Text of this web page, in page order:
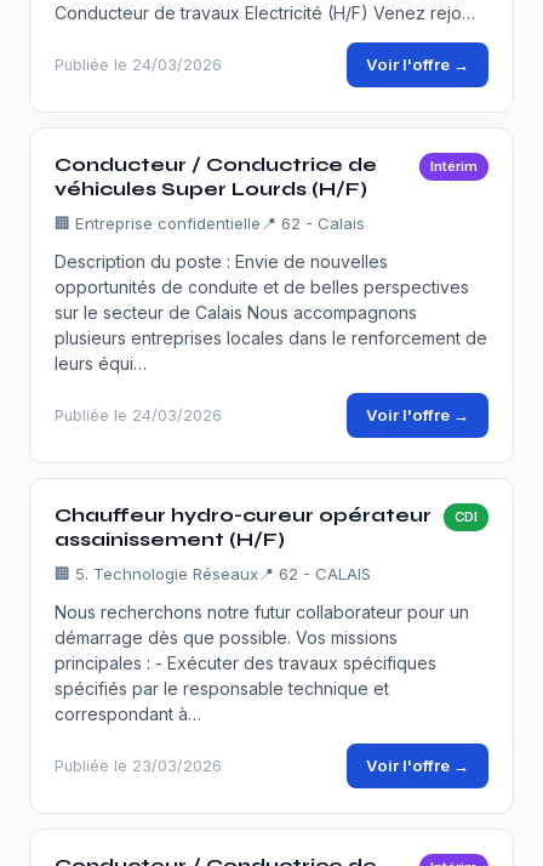
Conducteur de travaux Electricité (H/F) Venez rejo…
Publiée le 24/03/2026 Voir l'offre →
Conducteur / Conductrice de
véhicules Super Lourds (H/F)
Intérim
🏢 Entreprise confidentielle 📍 62 - Calais
Description du poste : Envie de nouvelles
opportunités de conduite et de belles perspectives
sur le secteur de Calais Nous accompagnons
plusieurs entreprises locales dans le renforcement de
leurs équi…
Publiée le 24/03/2026 Voir l'offre →
Chauffeur hydro-cureur opérateur
assainissement (H/F)
CDI
🏢 5. Technologie Réseaux📍 62 - CALAIS
Nous recherchons notre futur collaborateur pour un
démarrage dès que possible. Vos missions
principales : - Exécuter des travaux spécifiques
spécifiés par le responsable technique et
correspondant à…
Publiée le 23/03/2026 Voir l'offre →